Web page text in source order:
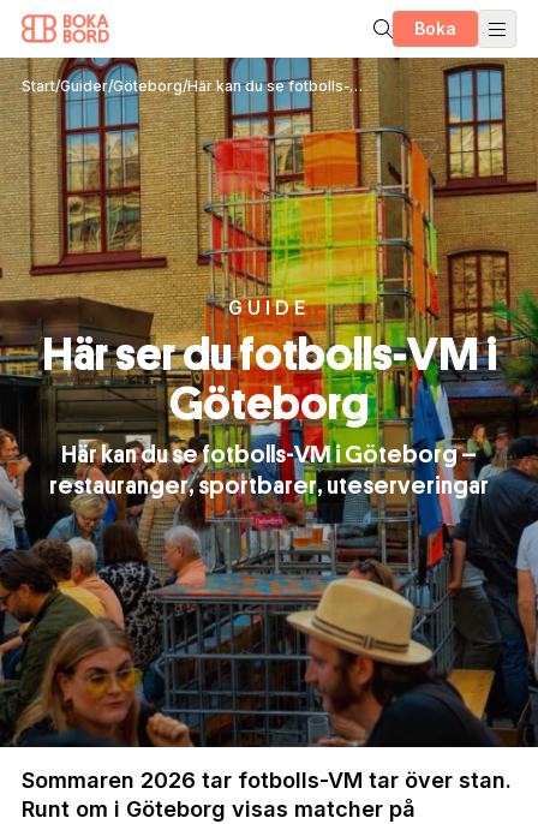
Boka
Start/Guider/Göteborg/ Här kan du se fotbolls-VM i Göteborg
GUIDE
Här ser du fotbolls-VM i
Göteborg
Här kan du se fotbolls-VM i Göteborg –
restauranger, sportbarer, uteserveringar
Sommaren 2026 tar fotbolls-VM tar över stan.
Runt om i Göteborg visas matcher på